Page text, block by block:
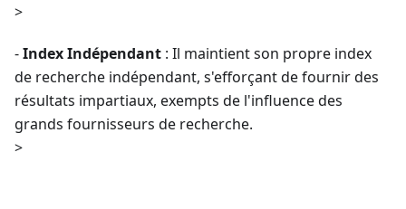
>
-Index Indépendant : Il maintient son propre index
de recherche indépendant, s'efforçant de fournir des
résultats impartiaux, exempts de l'influence des
grands fournisseurs de recherche.
>